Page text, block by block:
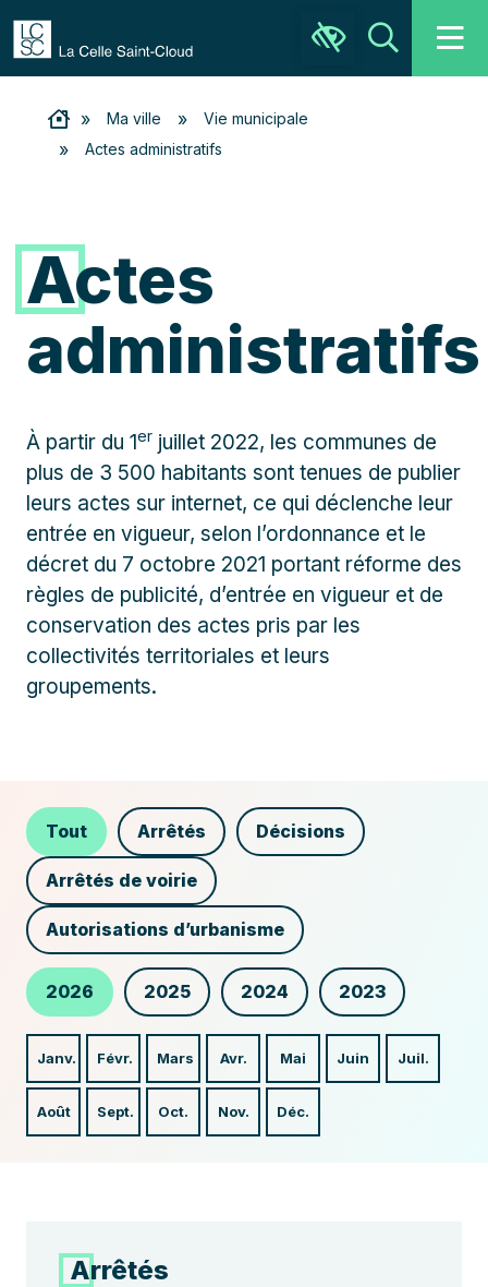
Ouvrir la barre d’outils
» Ma ville » Vie municipale
» Actes administratifs
Actes
administratifs
À partir du 1er juillet 2022, les communes de
plus de 3 500 habitants sont tenues de publier
leurs actes sur internet, ce qui déclenche leur
entrée en vigueur, selon l’ordonnance et le
décret du 7 octobre 2021 portant réforme des
règles de publicité, d’entrée en vigueur et de
conservation des actes pris par les
collectivités territoriales et leurs
groupements.
Tout Arrêtés Décisions
Arrêtés de voirie
Autorisations d’urbanisme
2026 2025 2024 2023
Janv. Févr. Mars Avr. Mai Juin Juil.
Août Sept. Oct. Nov. Déc.
Arrêtés